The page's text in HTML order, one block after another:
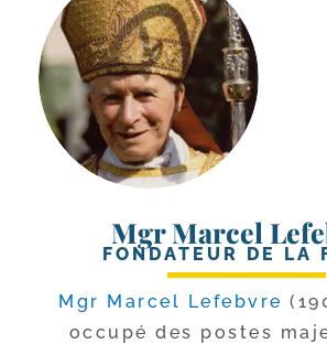
Mgr Marcel
FONDATEUR DE LA
Mgr Marcel Lefebvre
occu­pé des postes